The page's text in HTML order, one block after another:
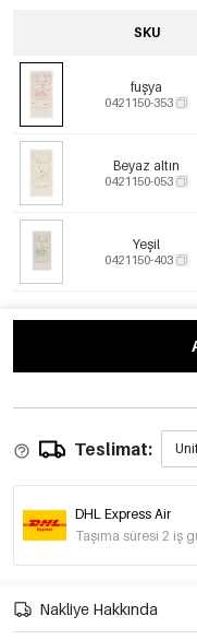
SKU
fuşya
0421150-353
Beyaz altın
0421150-053
Yeşil
0421150-403
Teslimat:
DHL Express Air
Taşıma süresi 2 iş
Nakliye Hakkında